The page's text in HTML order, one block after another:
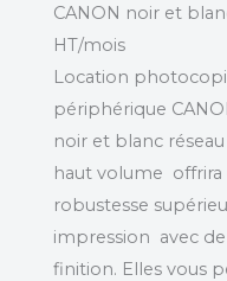
CANON noir et
HT/mois
Location
périphérique
noir et blanc
haut volume
robustesse
impression avec
finition. Elles vous